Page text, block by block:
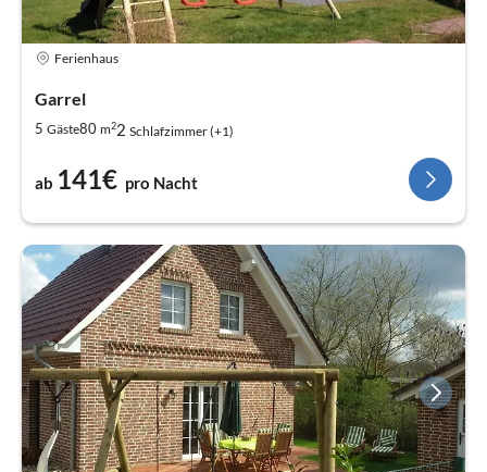
Ferienhaus
Garrel
5 Gäste80 m22 Schlafzimmer (+1)
ab 141€ pro Nacht